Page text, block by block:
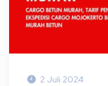
2 Juli 2024